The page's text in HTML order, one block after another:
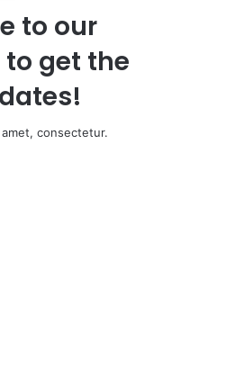
to our
get the
consectetur.